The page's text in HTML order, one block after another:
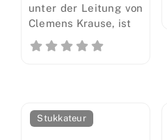
unter der Leitung von
Clemens Krause, ist
Stukkateur